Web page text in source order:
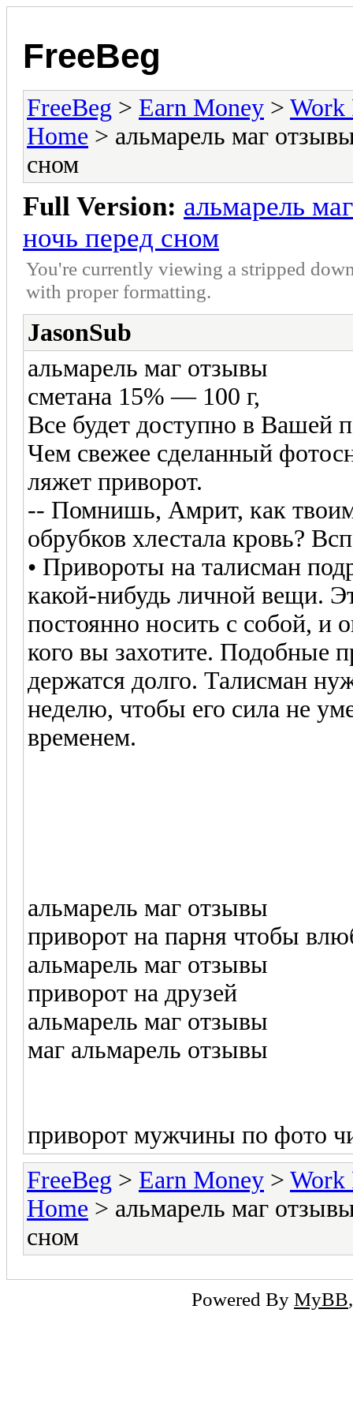
FreeBeg
FreeBeg > Earn Money > Work
Home > альмарель маг
сном
Full Version: альмарель
ночь перед сном
You're currently viewing a stripped
with proper formatting.
JasonSub
альмарель маг отзывы
сметана 15% — 100 г,
Все будет доступно в Вашей
Чем свежее сделанный
ляжет приворот.
-- Помнишь, Амрит, как
обрубков хлестала кровь?
• Привороты на талисман
какой-нибудь личной вещи.
постоянно носить с собой, и
кого вы захотите. Подобные
держатся долго. Талисман
неделю, чтобы его сила не
временем.
альмарель маг отзывы
приворот на парня чтобы
альмарель маг отзывы
приворот на друзей
альмарель маг отзывы
маг альмарель отзывы
приворот мужчины по фото
FreeBeg > Earn Money > Work
Home > альмарель маг
сном
Powered By MyBB